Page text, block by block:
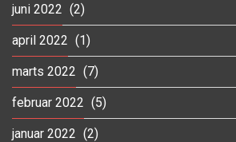
juni 2022 (2)
april 2022 (1)
marts 2022 (7)
februar 2022 (5)
januar 2022 (2)